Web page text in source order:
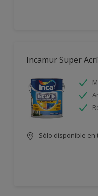
Incamur Super
Sólo disponible en